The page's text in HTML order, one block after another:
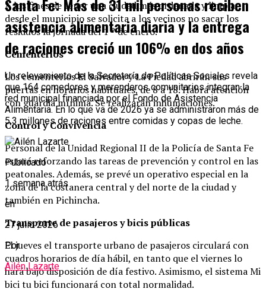
A los fines de tener una ciudad más ordenada y limpia,
desde el municipio se solicita a los vecinos no sacar los
residuos la jornada del 1 ° de enero.
Cementerios
Los cementerios El Salvador y La Piedad abrirán sus
puertas en horarios habituales, de 8 a 18. Habrá atención
con guardia mínima. Se realizarán inhumaciones.
Control y Convivencia
Personal de la Unidad Regional II de la Policía de Santa Fe
estará reforzando las tareas de prevención y control en las
peatonales.Además, se prevé un operativo especial en la
zona de la costanera central y del norte de la ciudad y
también en Pichincha.
Transporte de pasajeros y bicis públicas
El jueves el transporte urbano de pasajeros circulará con
cuadros horarios de día hábil, en tanto que el viernes lo
hará bajo disposición de día festivo. Asimismo, el sistema Mi
bici tu bici funcionará con total normalidad.
Santa Fe: Más de 31 mil personas reciben
asistencia alimentaria diaria y la entrega
de raciones creció un 106% en dos años
Un relevamiento de la Secretaría de Políticas Sociales revela
que 164 comedores y merenderos comunitarios integran la
red municipal financiada por el Fondo de Asistencia
Alimentaria. En lo que va de 2026 ya se administraron más de
5,3 millones de raciones entre comidas y copas de leche.
Publicado
1 semana atrás
en
27 julio 2026
Por
Ailén Lazarte